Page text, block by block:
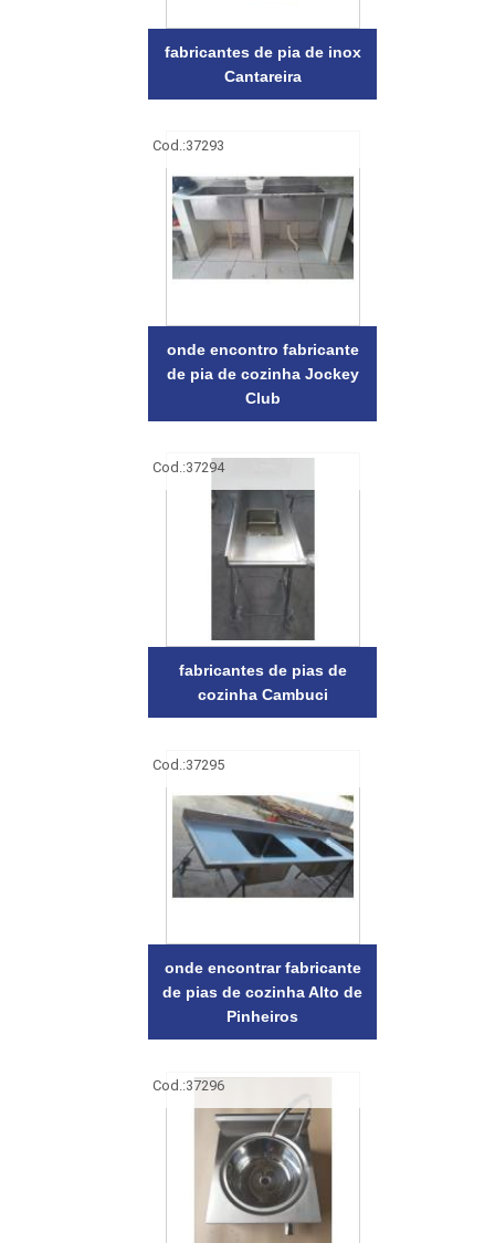
fabricantes de pia de inox
Cantareira
Cod.:37293
onde encontro fabricante
de pia de cozinha Jockey
Club
Cod.:37294
fabricantes de pias de
cozinha Cambuci
Cod.:37295
onde encontrar fabricante
de pias de cozinha Alto de
Pinheiros
Cod.:37296